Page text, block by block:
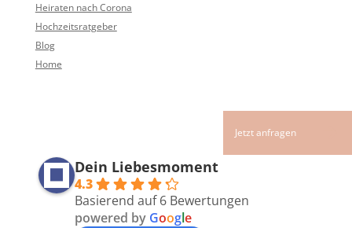
Heiraten nach Corona
Hochzeitsratgeber
Blog
Home
Dein Liebesmoment
4.3
Basierend auf 6 Bewertungen
powered by Google